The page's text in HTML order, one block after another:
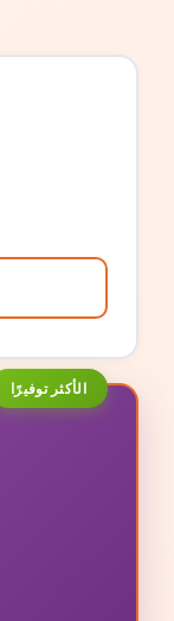
الأكثر توفيرًا